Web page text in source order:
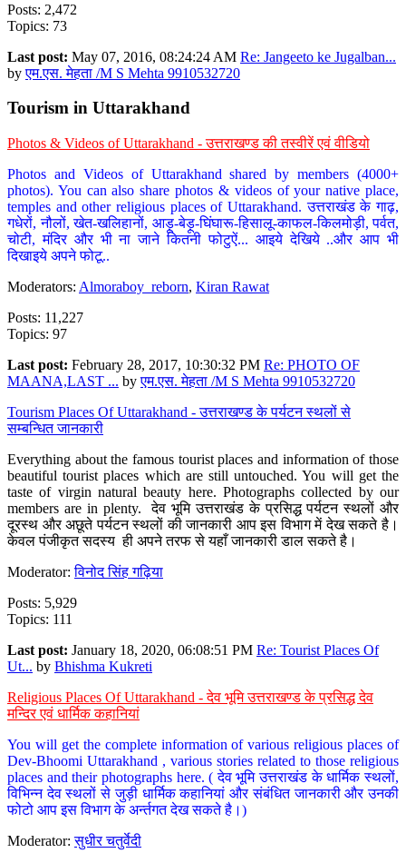
Posts: 2,472
Topics: 73
Last post: May 07, 2016, 08:24:24 AM Re: Jangeeto ke Jugalban...
byएम.एस. मेहता /M S Mehta 9910532720
Tourism in Uttarakhand
Photos & Videos of Uttarakhand - उत्तराखण्ड की तस्वीरें एवं वीडियो
Photos and Videos of Uttarakhand shared by members (4000+
photos). You can also share photos & videos of your native place,
temples and other religious places of Uttarakhand. उत्तराखंड के गाढ़,
गधेरों, नौलों, खेत-खलिहानों, आड़ू-बेड़ू-घिंघारू-हिसालू-काफल-किलमोड़ी, पर्वत,
चोटी, मंदिर और भी ना जाने कितनी फोटुऐं... आइये देखिये ..और आप भी
दिखाइये अपने फोटू..
Moderators: Almoraboy_reborn, Kiran Rawat
Posts: 11,227
Topics: 97
Last post: February 28, 2017, 10:30:32 PM Re: PHOTO OF
MAANA,LAST ... byएम.एस. मेहता /M S Mehta 9910532720
Tourism Places Of Uttarakhand - उत्तराखण्ड के पर्यटन स्थलों से
सम्बन्धित जानकारी
Everything about the famous tourist places and information of those
beautiful tourist places which are still untouched. You will get the
taste of virgin natural beauty here. Photographs collected by our
members are in plenty. देव भूमि उत्तराखंड के प्रसिद्ध पर्यटन स्थलों और
दूरस्थ और अछूते पर्यटन स्थलों की जानकारी आप इस विभाग में देख सकते है।
केवल पंजीकृत सदस्य ही अपने तरफ से यहाँ जानकारी डाल सकते है।
Moderator:विनोद सिंह गढ़िया
Posts: 5,929
Topics: 111
Last post: January 18, 2020, 06:08:51 PM Re: Tourist Places Of
Ut... by Bhishma Kukreti
Religious Places Of Uttarakhand - देव भूमि उत्तराखण्ड के प्रसिद्ध देव
मन्दिर एवं धार्मिक कहानियां
You will get the complete information of various religious places of
Dev-Bhoomi Uttarakhand , various stories related to those religious
places and their photographs here. ( देव भूमि उत्तराखंड के धार्मिक स्थलों,
विभिन्न देव स्थलों से जुड़ी धार्मिक कहानियां और संबंधित जानकारी और उनकी
फोटो आप इस विभाग के अर्न्तगत देख सकते है।)
Moderator:सुधीर चतुर्वेदी